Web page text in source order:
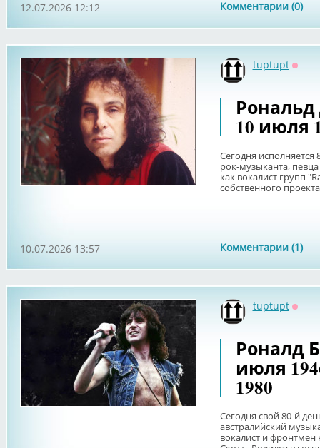
Комментарии (0)
12.07.2026 12:12
tuptupt
10 июля
Сегодня исполняется
рок-музыканта,
как вокалист групп
собственного
Комментарии (1)
10.07.2026 13:57
tuptupt
Роналд
июля
1980
Сегодня свой 80-й
австралийский
вокалист и